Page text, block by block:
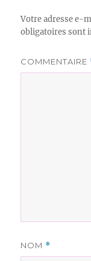
Votre adresse e-
obligatoires sont
COMMENTAIRE
NOM *